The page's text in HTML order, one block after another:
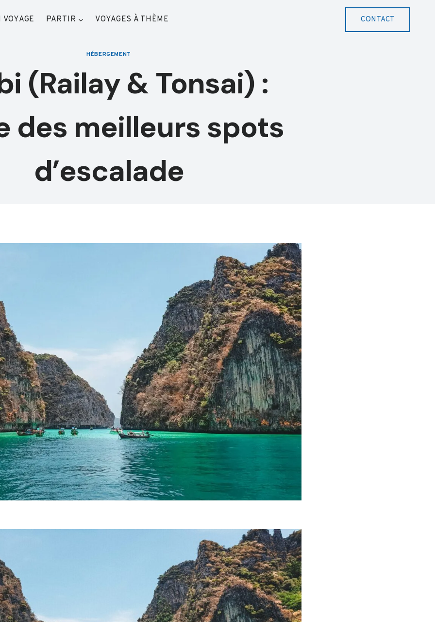
PARTIR VOYAGES À THÈME CONTACT
HÉBERGEMENT
(Railay & Tonsai) :
des meilleurs spots
d’escalade